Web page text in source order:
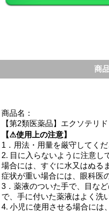
商
商品名：
【第2類医薬品】エクソテリド
【⚠使用上の注意】
1．用法・用量を厳守してく
2. 目に入らないように注意し
場合には、すぐに水又はぬる
症状が重い場合には、眼科医
3．薬液のついた手で、目な
で、手に付いた薬液はよく洗
4. 小児に使用させる場合には